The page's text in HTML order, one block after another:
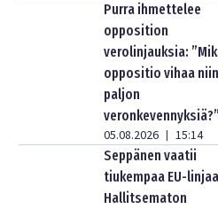
Purra ihmettelee
opposition
verolinjauksia:
oppositio vihaa niin
paljon
veronkevennyksiä?”
05.08.2026 | 15:14
Seppänen vaatii
tiukempaa EU-
Hallitsematon